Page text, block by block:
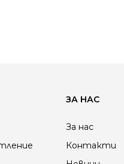
ЗА НАС
За нас
Контакти